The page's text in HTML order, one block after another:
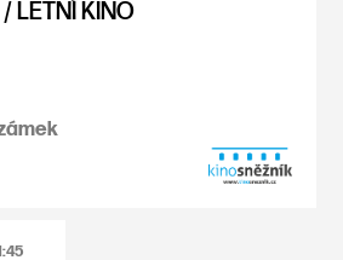
LETNÍ KINO